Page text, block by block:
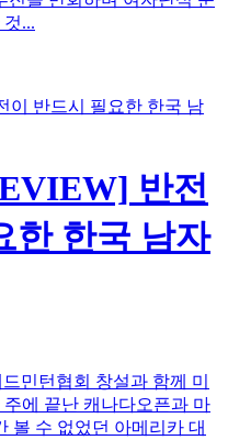
...
반전
한 한국 남자
민턴협회 창설과 함께 미
에 끝난 캐나다오픈과 마
볼 수 없었던 아메리카 대